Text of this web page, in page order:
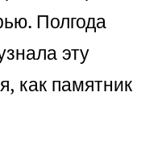
Полгода
эту
как памятник